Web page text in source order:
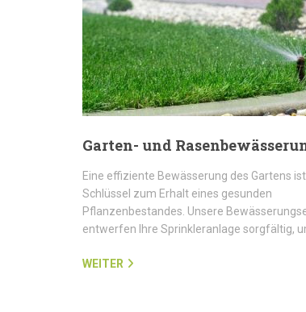
Garten- und
Eine effiziente Bewässerung des Gartens
Schlüssel zum Erhalt eines gesunden
Pflanzenbestandes. Unsere
entwerfen Ihre Sprinkleranlage sorgfältig,
WEITER